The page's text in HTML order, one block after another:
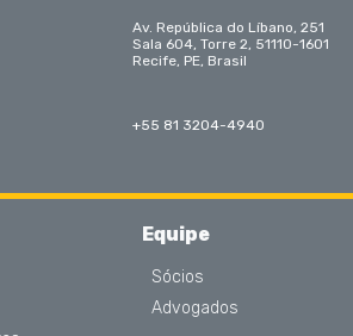
Av. República do Líbano, 251
Sala 604, Torre 2, 51110-1601
Recife, PE, Brasil
+55 81 3204-4940
Equipe
Sócios
Advogados